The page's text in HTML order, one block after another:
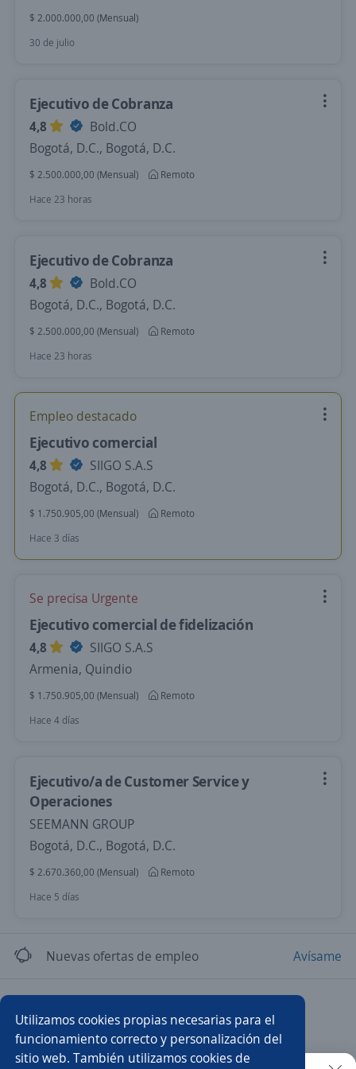
Utilizamos cookies propias necesarias para el
funcionamiento correcto y personalización del
sitio web. También utilizamos cookies de
$ 2.000.000,00 (Mensual)
30 de julio
Ejecutivo de Cobranza
4,8
Bold.CO
Bogotá, D.C., Bogotá, D.C.
$ 2.500.000,00 (Mensual)
Remoto
Hace 23 horas
Ejecutivo de Cobranza
4,8
Bold.CO
Bogotá, D.C., Bogotá, D.C.
$ 2.500.000,00 (Mensual)
Remoto
Hace 23 horas
Empleo destacado
Ejecutivo comercial
4,8
SIIGO S.A.S
Bogotá, D.C., Bogotá, D.C.
$ 1.750.905,00 (Mensual)
Remoto
Hace 3 días
Se precisa Urgente
Ejecutivo comercial de fidelización
4,8
SIIGO S.A.S
Armenia, Quindio
$ 1.750.905,00 (Mensual)
Remoto
Hace 4 días
Ejecutivo/a de Customer Service y
Operaciones
SEEMANN GROUP
Bogotá, D.C., Bogotá, D.C.
$ 2.670.360,00 (Mensual)
Remoto
Hace 5 días
Nuevas ofertas de empleo Avísame
Coordinador/a de cartera Ejecutivo/a comercial